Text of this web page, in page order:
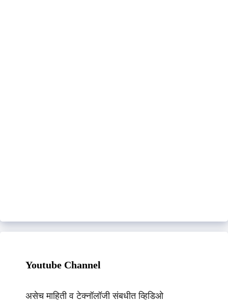
Youtube Channel
असेच माहिती व टेक्नॉलॉजी संबधीत व्हिडिओ